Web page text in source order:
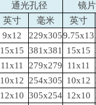
通光孔径 镜
英寸 毫米 英寸
9x12 229x3059.75x13
15x15 381x381 15x15
11x11 279x279 11x11
10x12 254x305 10x12
12x10 305x254 12x10